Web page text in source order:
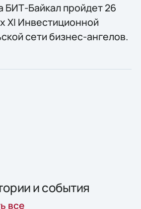
БИТ-Байкал пройдет 26
XI Инвестиционной
сети бизнес-ангелов.
и события
все